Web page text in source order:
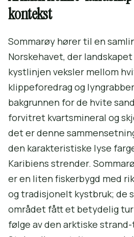
kontekst
Sommarøy hører til en
Norskehavet, der
kystlinjen veksler mellom
klippeforedrag og
bakgrunnen for de hvite
forvitret kvartsmineral og
det er denne
den karakteristiske lyse
Karibiens strender.
er en liten fiskerbygd med
og tradisjonelt kystbruk; de
området fått et betydelig
følge av den arktiske